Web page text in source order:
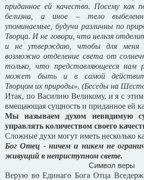
приданное ей качество. Посему как
белизна, а иное – тело
упоминаемые, будучи различны по
Творца. И не говори, что нельзя
и не утверждаю, чтобы для меня
возможно отделение света от
только, что представляющееся нам
может быть и в самой
Творцом их природы». (Беседы на
Итак, по Василию Великому, и я с этим
вмещающая сущность и приданное ей
Мы называем духом невидимую
управлять количеством своего
Сложные духи могут иметь несколько
Бог Отец - ничем и никем не
живущий в неприступном свете.
Символ веры
Верую во Единаго Бога Отца